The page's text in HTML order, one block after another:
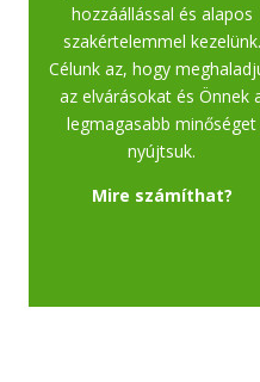
hozzáállással és alapos
szakértelemmel kezelünk.
Célunk az, hogy
az elvárásokat és Önnek
legmagasabb minőséget
nyújtsuk.
Mire számíthat?